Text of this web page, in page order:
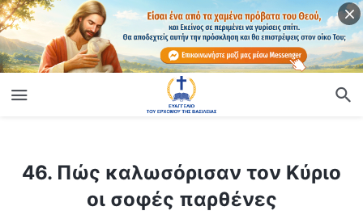
46. Πώς καλωσόρισαν τον Κύριο οι σοφές παρθένες
46. Πώς καλωσόρισαν τον Κύριο
οι σοφές παρθένες